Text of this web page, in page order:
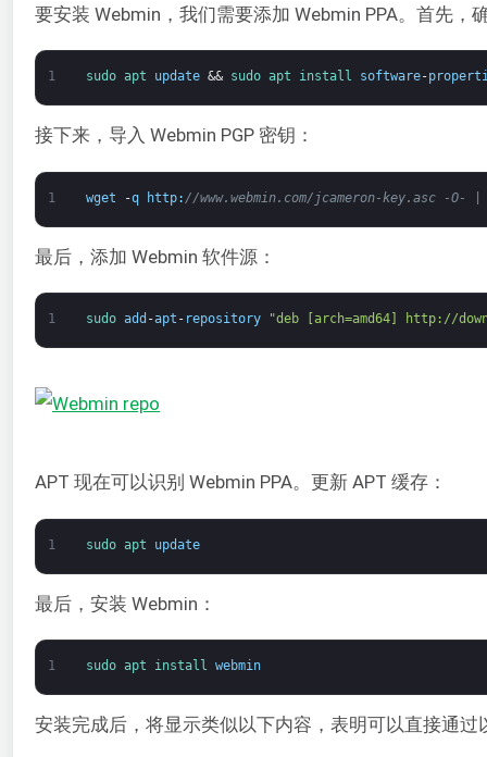
要安装 Webmin，我们需要添加 Webmin PPA。首先，
1 sudo apt update && sudo apt install software-
接下来，导入 Webmin PGP 密钥：
1 wget -q http: //www.webmin.com/jcameron-key.asc -O-
最后，添加 Webmin 软件源：
1 sudo add -apt - repository "deb [arch=amd64] http://
APT 现在可以识别 Webmin PPA。更新 APT 缓存：
1 sudo apt update
最后，安装 Webmin：
1 sudo apt install webmin
安装完成后，将显示类似以下内容，表明可以直接通